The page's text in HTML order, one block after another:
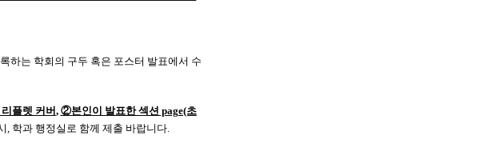
하는 학회의 구두 혹은 포스터 발표에서 수
플렛 커버, ②본인이 발표한 섹션 page(초
, 학과 행정실로 함께 제출 바랍니다.